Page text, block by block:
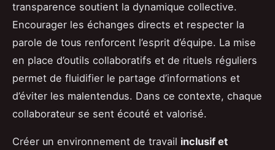
transparence soutient la dynamique collective.
Encourager les échanges directs et respecter la
parole de tous renforcent l’esprit d’équipe. La mise
en place d’outils collaboratifs et de rituels réguliers
permet de fluidifier le partage d’informations et
d’éviter les malentendus. Dans ce contexte, chaque
collaborateur se sent écouté et valorisé.
Créer un environnement de travail inclusif et